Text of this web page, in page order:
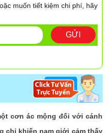
muốn tiết kiệm chi phí, hãy
GỬI
cơn ác mộng đối với cánh
chỉ khiến nam giới cảm thấy